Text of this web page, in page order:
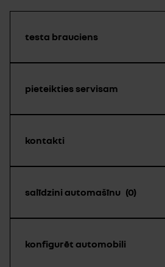
testa brauciens
pieteikties servisam
kontakti
salīdzini automašīnu 0
konfigurēt automobili